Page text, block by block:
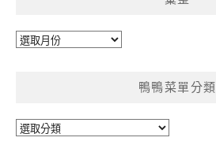
彙
鴨鴨菜單分類
鴨